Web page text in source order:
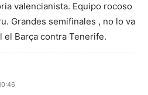
valencianista. Equipo rocoso
Grandes semifinales , no lo va
el Barça contra Tenerife.